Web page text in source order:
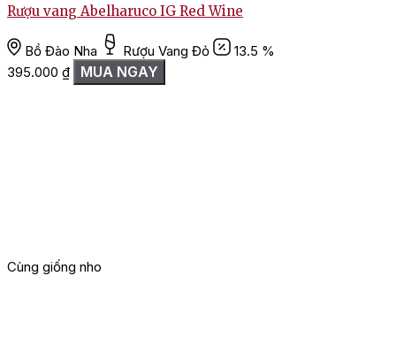
Rượu vang Abelharuco IG Red Wine
Bồ Đào Nha Rượu Vang Đỏ
13.5 %
395.000 ₫ MUA NGAY
Cùng giống nho